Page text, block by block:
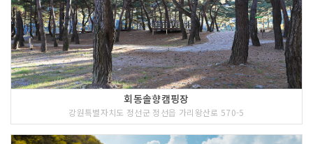
회동솔향캠핑장
강원특별자치도 정선군 정선읍 가리왕산로 570-5